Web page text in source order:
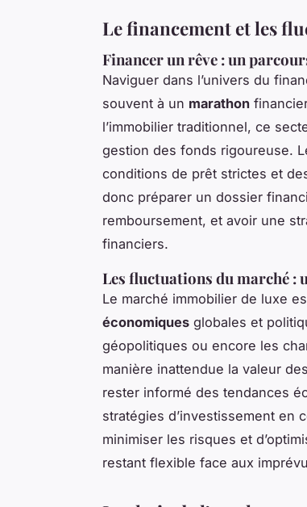
Le financement et les
Financer un rêve : un
Naviguer dans l’univers du
souvent à un marathon
l’immobilier traditionnel, ce
gestion des fonds rigoureuse.
conditions de prêt strictes et
donc préparer un dossier
remboursement, et avoir une
financiers.
Les fluctuations du marché :
Le marché immobilier de luxe
économiques globales et
géopolitiques ou encore les
manière inattendue la valeur
rester informé des tendances
stratégies d’investissement en
minimiser les risques et
restant flexible face aux